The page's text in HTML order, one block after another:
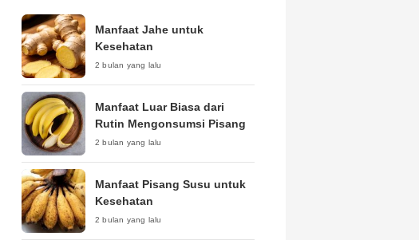
Manfaat Jahe untuk
Kesehatan
2 bulan yang lalu
Manfaat Luar Biasa dari
Rutin Mengonsumsi Pisang
2 bulan yang lalu
Manfaat Pisang Susu untuk
Kesehatan
2 bulan yang lalu